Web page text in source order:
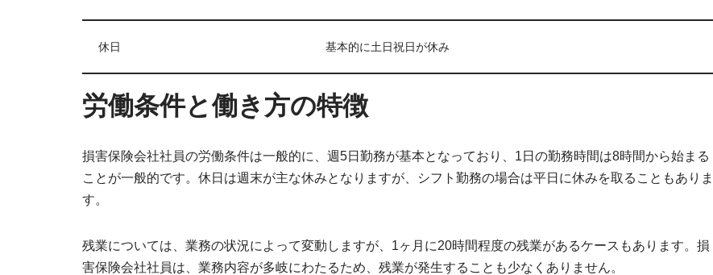
休日 基本的に土日祝日が休み
労働条件と働き方の特徴
損害保険会社社員の労働条件は一般的に、週5日勤務が基本となっており、1日の勤務時間は8時間から始まる
ことが一般的です。休日は週末が主な休みとなりますが、シフト勤務の場合は平日に休みを取ることもありま
す。
残業については、業務の状況によって変動しますが、1ヶ月に20時間程度の残業があるケースもあります。損
害保険会社社員は、業務内容が多岐にわたるため、残業が発生することも少なくありません。